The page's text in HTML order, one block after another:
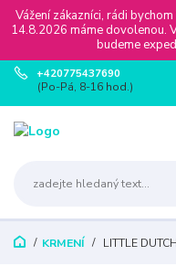
Vážení zákazníci, rádi
14.8.2026 máme dovolenou.
budeme
+420775437690
(Po-Pá, 8-16 hod.)
KRMENÍ LITTLE